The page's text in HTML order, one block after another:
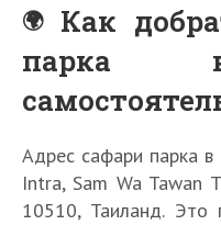
Как
парка
Адрес сафари парка
Intra, Sam Wa Tawan
10510, Таиланд. Это